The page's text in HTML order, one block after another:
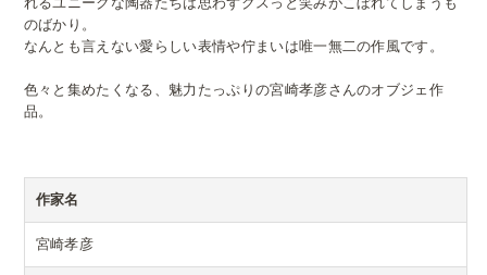
のばかり。
なんとも言えない愛らしい表情や佇まいは唯一無二の作風です。
色々と集めたくなる、魅力たっぷりの宮崎孝彦さんのオブジェ作
品。
作家名
宮崎孝彦